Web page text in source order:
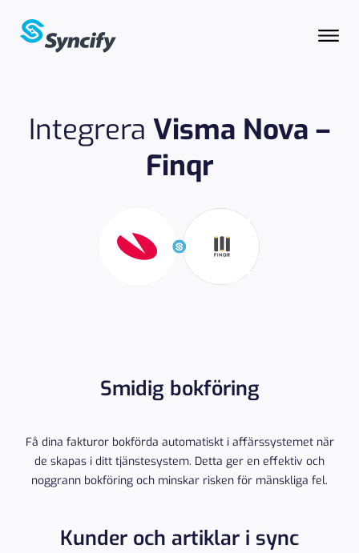
Integrera Visma Nova –
Finqr
Smidig bokföring
Få dina fakturor bokförda automatiskt i affärssystemet när
de skapas i ditt tjänstesystem. Detta ger en effektiv och
noggrann bokföring och minskar risken för mänskliga fel.
Kunder och artiklar i sync